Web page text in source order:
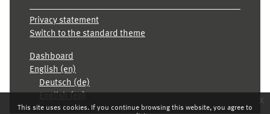
This site uses cookies. If you continue browsing this website, you agree to
x
Privacy statement
Switch to the standard theme
Dashboard
English ‎(en)‎
Deutsch ‎(de)‎